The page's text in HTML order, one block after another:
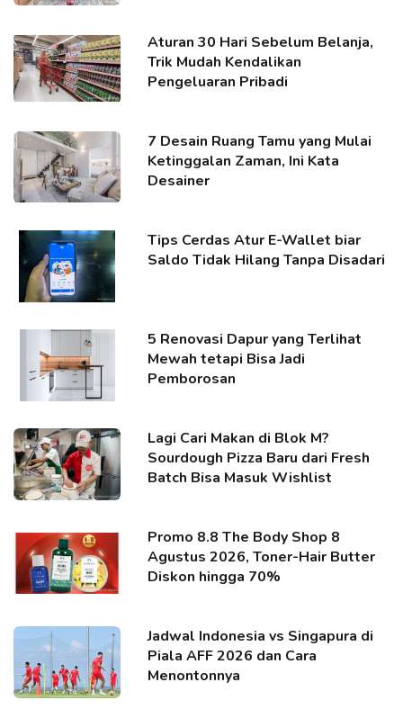
Aturan 30 Hari Sebelum Belanja,
Trik Mudah Kendalikan
Pengeluaran Pribadi
7 Desain Ruang Tamu yang Mulai
Ketinggalan Zaman, Ini Kata
Desainer
Tips Cerdas Atur E-Wallet biar
Saldo Tidak Hilang Tanpa Disadari
5 Renovasi Dapur yang Terlihat
Mewah tetapi Bisa Jadi
Pemborosan
Lagi Cari Makan di Blok M?
Sourdough Pizza Baru dari Fresh
Batch Bisa Masuk Wishlist
Promo 8.8 The Body Shop 8
Agustus 2026, Toner-Hair Butter
Diskon hingga 70%
Jadwal Indonesia vs Singapura di
Piala AFF 2026 dan Cara
Menontonnya